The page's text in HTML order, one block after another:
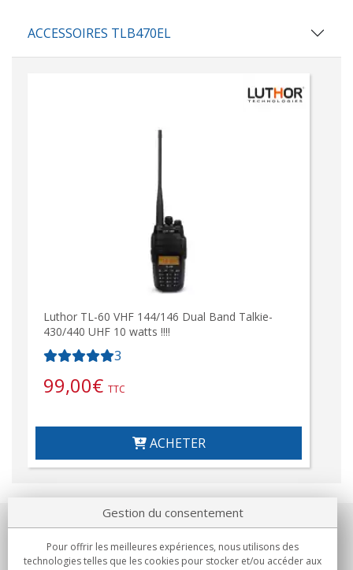
ACCESSOIRES TLB470EL
Luthor TL-60 VHF 144/146 Dual Band Talkie-
430/440 UHF 10 watts !!!!
3
99,00€ TTC
ACHETER
Notre société
Gestion du consentement
Pour offrir les meilleures expériences, nous utilisons des
technologies telles que les cookies pour stocker et/ou accéder aux